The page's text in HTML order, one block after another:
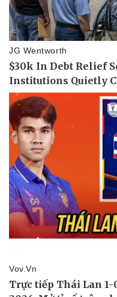
Hậu trường